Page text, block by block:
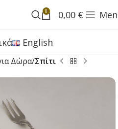
0 0,00 €
English
Δώρα Σπίτι